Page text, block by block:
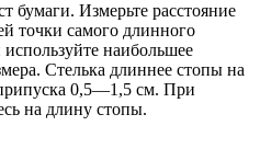
бумаги. Измерьте расстояние
точки самого длинного
наибольшее
Стелька длиннее стопы на
0,5—1,5 см. При
на длину стопы.